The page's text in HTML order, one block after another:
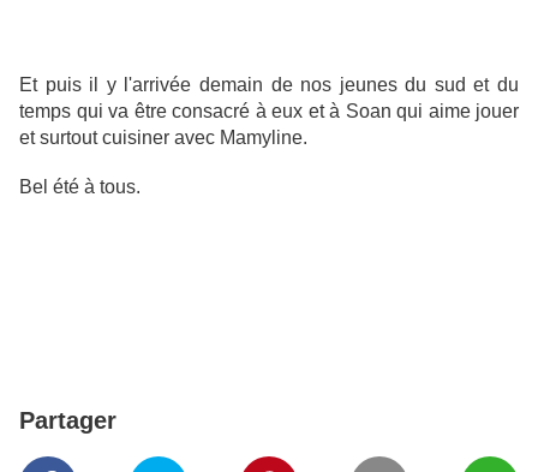
Et puis il y l'arrivée demain de nos jeunes du sud et du
temps qui va être consacré à eux et à Soan qui aime jouer
et surtout cuisiner avec Mamyline.
Bel été à tous.
Partager